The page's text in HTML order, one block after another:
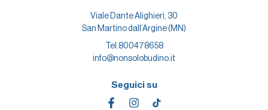
Viale Dante Alighieri, 30
San Martino dall’Argine (MN)
Tel.800478658
info@nonsolobudino.it
Seguici su